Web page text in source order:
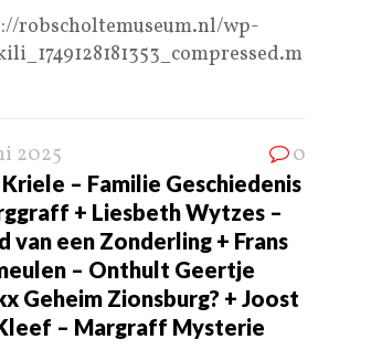
robscholtemuseum.nl/wp-
2025 0
– Familie Geschiedenis
+ Liesbeth Wytzes –
van een Zonderling + Frans
– Onthult Geertje
Geheim Zionsburg? + Joost
– Margraff Mysterie